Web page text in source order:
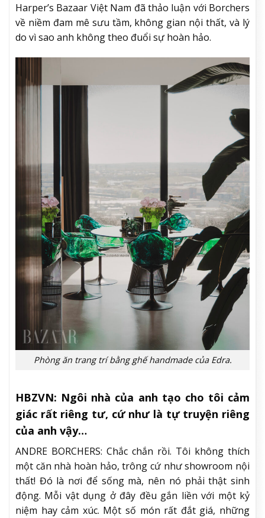
Harper’s Bazaar Việt Nam đã thảo luận với Borchers
về niềm đam mê sưu tầm, không gian nội thất, và lý
do vì sao anh không theo đuổi sự hoàn hảo.
Phòng ăn trang trí bằng ghế handmade của Edra.
HBZVN: Ngôi nhà của anh tạo cho tôi cảm
giác rất riêng tư, cứ như là tự truyện riêng
của anh vậy…
ANDRE BORCHERS: Chắc chắn rồi. Tôi không thích
một căn nhà hoàn hảo, trông cứ như showroom nội
thất! Đó là nơi để sống mà, nên nó phải thật sinh
động. Mỗi vật dụng ở đây đều gắn liền với một kỷ
niệm hay cảm xúc. Một số món rất đắt giá, những